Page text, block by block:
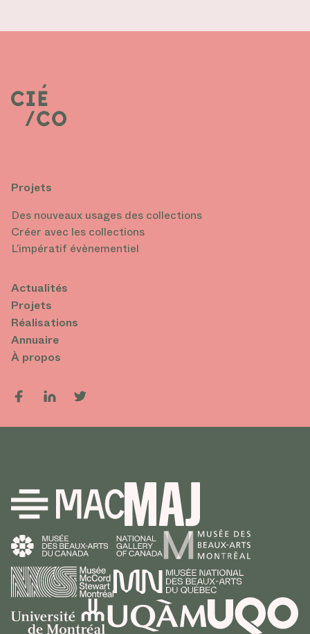
Projets
Des nouveaux usages des collections
Créer avec les collections
L’impératif évènementiel
Actualités
Projets
Réalisations
Annuaire
À propos